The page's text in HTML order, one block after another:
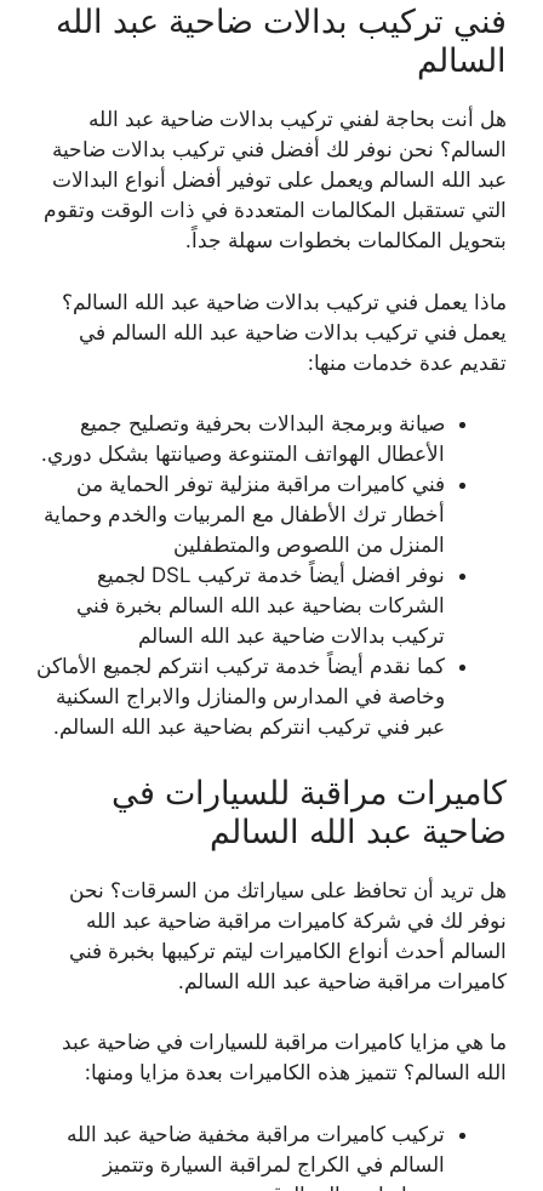
فني تركيب بدالات ضاحية عبد الله
السالم
هل أنت بحاجة لفني تركيب بدالات ضاحية عبد الله
السالم؟ نحن نوفر لك أفضل فني تركيب بدالات ضاحية
عبد الله السالم ويعمل على توفير أفضل أنواع البدالات
التي تستقبل المكالمات المتعددة في ذات الوقت وتقوم
بتحويل المكالمات بخطوات سهلة جداً.
ماذا يعمل فني تركيب بدالات ضاحية عبد الله السالم؟
يعمل فني تركيب بدالات ضاحية عبد الله السالم في
تقديم عدة خدمات منها:
صيانة وبرمجة البدالات بحرفية وتصليح جميع
الأعطال الهواتف المتنوعة وصيانتها بشكل دوري.
فني كاميرات مراقبة منزلية توفر الحماية من
أخطار ترك الأطفال مع المربيات والخدم وحماية
المنزل من اللصوص والمتطفلين
نوفر افضل أيضاً خدمة تركيب DSL لجميع
الشركات بضاحية عبد الله السالم بخبرة فني
تركيب بدالات ضاحية عبد الله السالم
كما نقدم أيضاً خدمة تركيب انتركم لجميع الأماكن
وخاصة في المدارس والمنازل والابراج السكنية
عبر فني تركيب انتركم بضاحية عبد الله السالم.
كاميرات مراقبة للسيارات في
ضاحية عبد الله السالم
هل تريد أن تحافظ على سياراتك من السرقات؟ نحن
نوفر لك في شركة كاميرات مراقبة ضاحية عبد الله
السالم أحدث أنواع الكاميرات ليتم تركيبها بخبرة فني
كاميرات مراقبة ضاحية عبد الله السالم.
ما هي مزايا كاميرات مراقبة للسيارات في ضاحية عبد
الله السالم؟ تتميز هذه الكاميرات بعدة مزايا ومنها:
تركيب كاميرات مراقبة مخفية ضاحية عبد الله
السالم في الكراج لمراقبة السيارة وتتميز